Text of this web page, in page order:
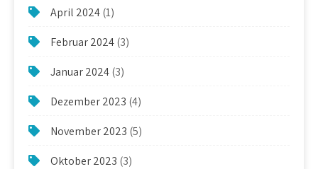
April 2024(1)
Februar 2024(3)
Januar 2024(3)
Dezember 2023 (4)
November 2023 (5)
Oktober 2023 (3)